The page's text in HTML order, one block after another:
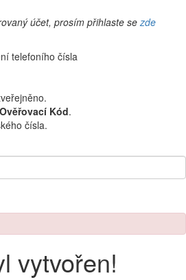
účet, prosím přihlaste se zde
telefoního čísla
Ověřovací Kód.
čísla.
vytvořen!